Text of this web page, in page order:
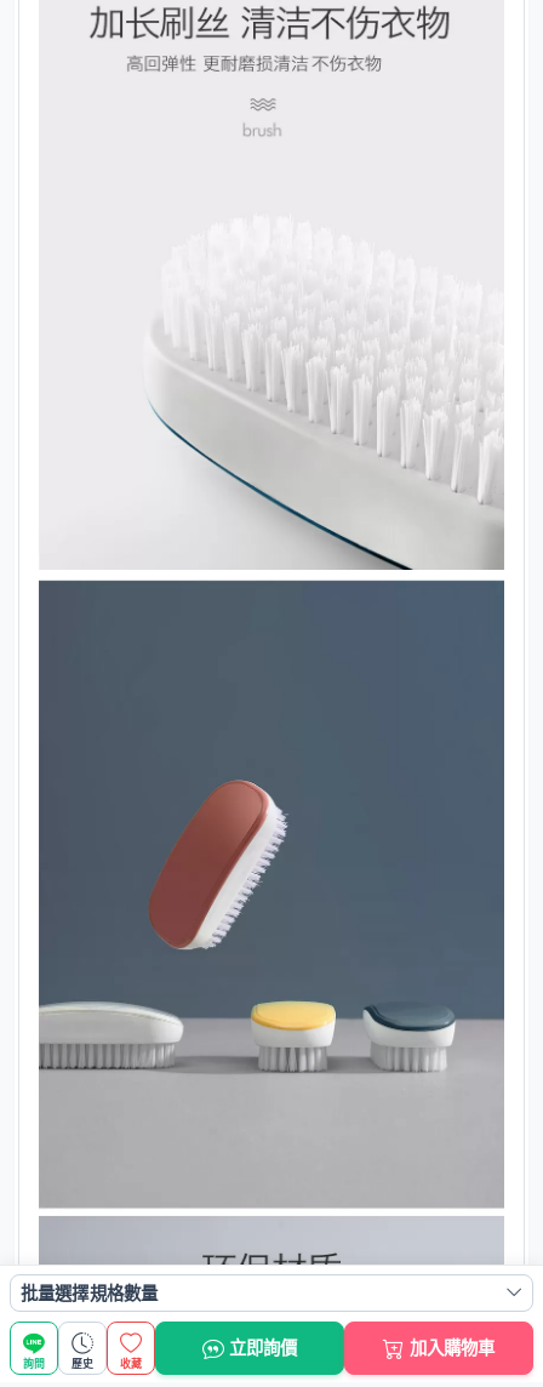
批量選擇規格數量
詢問 歷史 收藏
立即詢價 加入購物車